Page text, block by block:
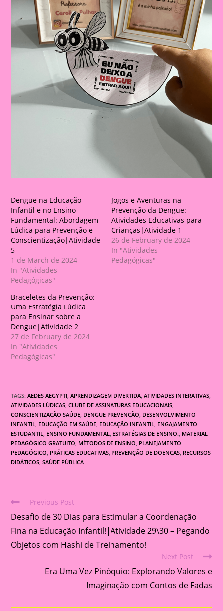
Dengue na Educação
Infantil e no Ensino
Fundamental: Abordagem
Lúdica para Prevenção e
Conscientização|Atividade
5
1 de March de 2024
In "Atividades
Pedagógicas"
Jogos e Aventuras na
Prevenção da Dengue:
Atividades Educativas para
Crianças|Atividade 1
26 de February de 2024
In "Atividades
Pedagógicas"
Braceletes da Prevenção:
Uma Estratégia Lúdica
para Ensinar sobre a
Dengue|Atividade 2
27 de February de 2024
In "Atividades
Pedagógicas"
TAGS:AEDES AEGYPTI, APRENDIZAGEM DIVERTIDA, ATIVIDADES INTERATIVAS,
ATIVIDADES LÚDICAS, CLUBE DE ASSINATURAS EDUCACIONAIS,
CONSCIENTIZAÇÃO SAÚDE, DENGUE PREVENÇÃO, DESENVOLVIMENTO
INFANTIL, EDUCAÇÃO EM SAÚDE, EDUCAÇÃO INFANTIL, ENGAJAMENTO
ESTUDANTIL, ENSINO FUNDAMENTAL, ESTRATÉGIAS DE ENSINO., MATERIAL
PEDAGÓGICO GRATUITO, MÉTODOS DE ENSINO, PLANEJAMENTO
PEDAGÓGICO, PRÁTICAS EDUCATIVAS, PREVENÇÃO DE DOENÇAS, RECURSOS
DIDÁTICOS, SAÚDE PÚBLICA
Read
more
articles
Previous Post
Desafio de 30 Dias para Estimular a Coordenação
Fina na Educação Infantil!|Atividade 29\30 – Pegando
Objetos com Hashi de Treinamento!
Next Post
Era Uma Vez Pinóquio: Explorando Valores e
Imaginação com Contos de Fadas